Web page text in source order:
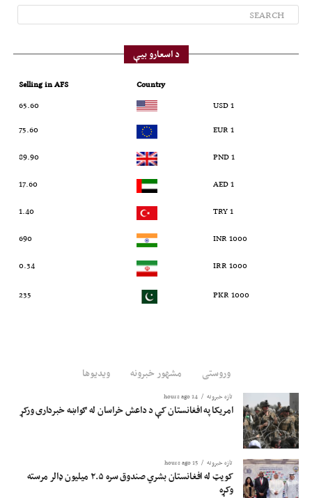
د اسعارو بیې
Country
Selling in AFS
1 USD
65.60
1 EUR
75.60
1 PND
89.90
1 AED
17.60
1 TRY
1.40
1000 INR
690
1000 IRR
0.34
1000 PKR
235
وروستی مشهور خبرونه ویدیوها
تازه خبرونه 14 hours ago
امریکا په افغانستان کې د داعش خراسان له ګواښه خبرداری ورکړ
تازه خبرونه 15 hours ago
کویټ له افغانستان بشري صندوق سره ۲.۵ میلیون ډالر مرسته
وکړه